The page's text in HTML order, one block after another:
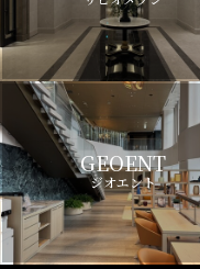
GEOENT
ジオエント